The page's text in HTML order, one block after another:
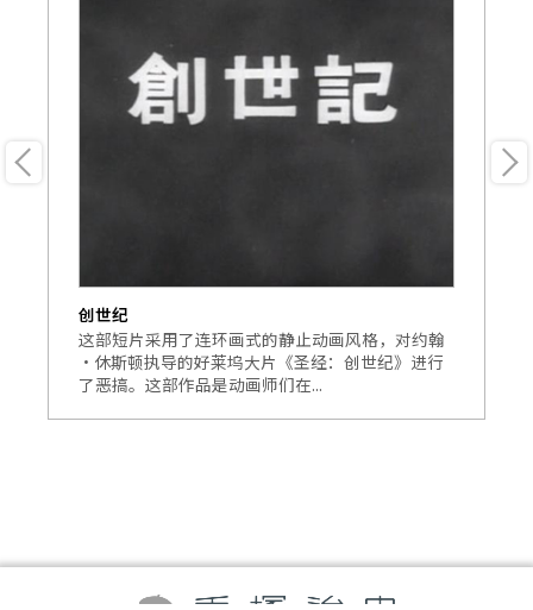
创世纪
这部短片采用了连环画式的静止动画风格，对约翰
·休斯顿执导的好莱坞大片《圣经：创世纪》进行
了恶搞。这部作品是动画师们在...